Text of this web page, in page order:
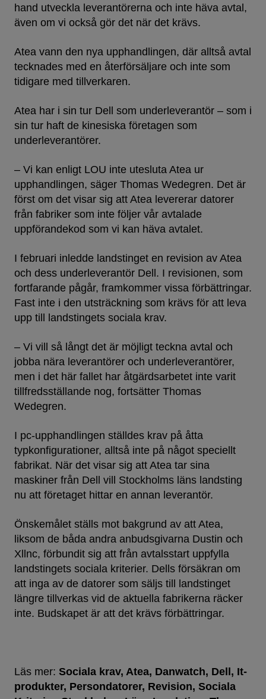
hand utveckla leverantörerna och inte häva avtal,
även om vi också gör det när det krävs.
Atea vann den nya upphandlingen, där alltså avtal
tecknades med en återförsäljare och inte som
tidigare med tillverkaren.
Atea har i sin tur Dell som underleverantör – som i
sin tur haft de kinesiska företagen som
underleverantörer.
– Vi kan enligt LOU inte utesluta Atea ur
upphandlingen, säger Thomas Wedegren. Det är
först om det visar sig att Atea levererar datorer
från fabriker som inte följer vår avtalade
uppförandekod som vi kan häva avtalet.
I februari inledde landstinget en revision av Atea
och dess underleverantör Dell. I revisionen, som
fortfarande pågår, framkommer vissa förbättringar.
Fast inte i den utsträckning som krävs för att leva
upp till landstingets sociala krav.
– Vi vill så långt det är möjligt teckna avtal och
jobba nära leverantörer och underleverantörer,
men i det här fallet har åtgärdsarbetet inte varit
tillfredsställande nog, fortsätter Thomas
Wedegren.
I pc-upphandlingen ställdes krav på åtta
typkonfigurationer, alltså inte på något speciellt
fabrikat. När det visar sig att Atea tar sina
maskiner från Dell vill Stockholms läns landsting
nu att företaget hittar en annan leverantör.
Önskemålet ställs mot bakgrund av att Atea,
liksom de båda andra anbudsgivarna Dustin och
Xllnc, förbundit sig att från avtalsstart uppfylla
landstingets sociala kriterier. Dells försäkran om
att inga av de datorer som säljs till landstinget
längre tillverkas vid de aktuella fabrikerna räcker
inte. Budskapet är att det krävs förbättringar.
Läs mer: Sociala krav Atea Danwatch Dell
It-
produkter Persondatorer Revision Sociala